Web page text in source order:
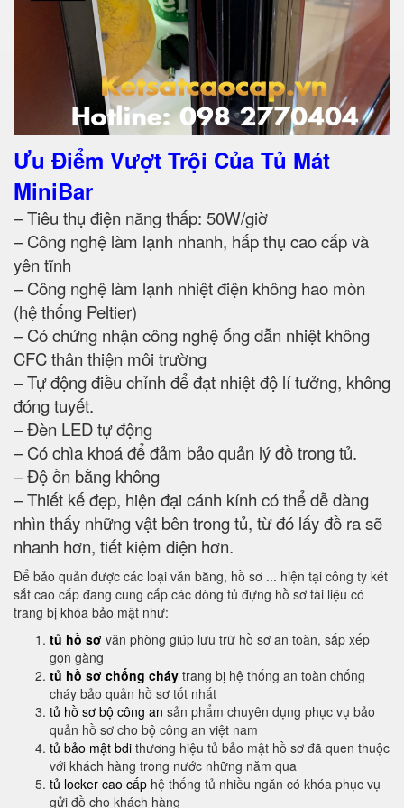
Ưu Điểm Vượt Trội Của Tủ Mát
MiniBar
– Tiêu thụ điện năng thấp: 50W/giờ
– Công nghệ làm lạnh nhanh, hấp thụ cao cấp và
yên tĩnh
– Công nghệ làm lạnh nhiệt điện không hao mòn
(hệ thống Peltier)
– Có chứng nhận công nghệ ống dẫn nhiệt không
CFC thân thiện môi trường
– Tự động điều chỉnh để đạt nhiệt độ lí tưởng, không
đóng tuyết.
– Đèn LED tự động
– Có chìa khoá để đảm bảo quản lý đồ trong tủ.
– Độ ồn bằng không
– Thiết kế đẹp, hiện đại cánh kính có thể dễ dàng
nhìn thấy những vật bên trong tủ, từ đó lấy đồ ra sẽ
nhanh hơn, tiết kiệm điện hơn.
Để bảo quản được các loại văn bằng, hồ sơ ... hiện tại công ty két
sắt cao cấp đang cung cấp các dòng tủ đựng hồ sơ tài liệu có
trang bị khóa bảo mật như:
tủ hồ sơ văn phòng giúp lưu trữ hồ sơ an toàn, sắp xếp
gọn gàng
tủ hồ sơ chống cháy trang bị hệ thống an toàn chống
cháy bảo quản hồ sơ tốt nhất
tủ hồ sơ bộ công an sản phẩm chuyên dụng phục vụ bảo
quản hồ sơ cho bộ công an việt nam
tủ bảo mật bdi thương hiệu tủ bảo mật hồ sơ đã quen thuộc
với khách hàng trong nước những năm qua
tủ locker cao cấp hệ thống tủ nhiều ngăn có khóa phục vụ
gửi đồ cho khách hàng